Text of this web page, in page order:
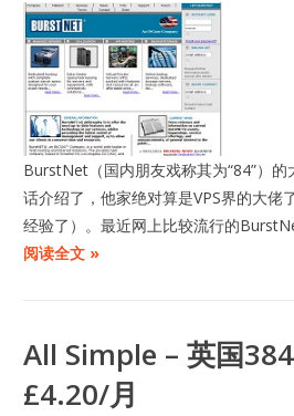
BurstNet（国内朋友戏称其为“84”）
话介绍了，他家绝对算是VPS界的大佬
经验了）。最近网上比较流行的
阅读全文 »
All Simple – 英国
£4.20/月